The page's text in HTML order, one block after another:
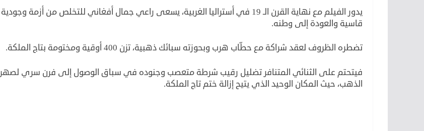
يدور الفيلم مع نهاية القرن الـ 19 في أستراليا الغربية، يسعى راعي جمال أفغاني للتخلص من أزمة وجودية
قاسية والعودة إلى وطنه.
تضطره الظروف لعقد شراكة مع حطّاب هرب وبحوزته سبائك ذهبية، تزن 400 أوقية ومختومة بتاج الملكة.
فيتحتم على الثنائي المتنافر تضليل رقيب شرطة متعصب وجنوده في سباق الوصول إلى فرن سري لصهر
الذهب، حيث المكان الوحيد الذي يتيح إزالة ختم تاج الملكة.